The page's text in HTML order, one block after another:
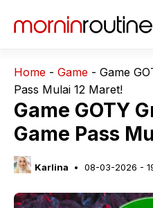
Home - Game - Game
Pass Mulai 12 Maret!
Game GOTY
Game Pass
Karlina 08-03-2026 -